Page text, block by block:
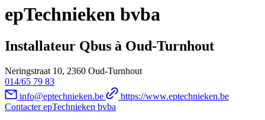
epTechnieken bvba
Installateur Qbus à Oud-Turnhout
Neringstraat 10, 2360 Oud-Turnhout
014/65 79 83
info@eptechnieken.be
https://www.eptechnieken.be
Contacter epTechnieken bvba